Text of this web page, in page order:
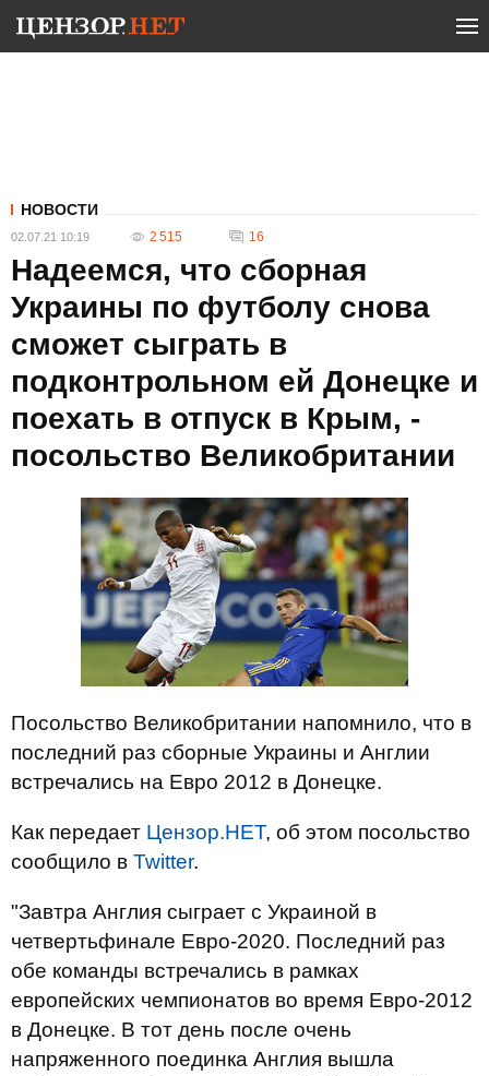
НОВОСТИ
02.07.21 10:19 2 515 16
Надеемся, что сборная
Украины по футболу снова
сможет сыграть в
подконтрольном ей Донецке и
поехать в отпуск в Крым, -
посольство Великобритании
Посольство Великобритании напомнило, что в
последний раз сборные Украины и Англии
встречались на Евро 2012 в Донецке.
Как передает Цензор.НЕТ, об этом посольство
сообщило в Twitter.
"Завтра Англия сыграет с Украиной в
четвертьфинале Евро-2020. Последний раз
обе команды встречались в рамках
европейских чемпионатов во время Евро-2012
в Донецке. В тот день после очень
напряженного поединка Англия вышла